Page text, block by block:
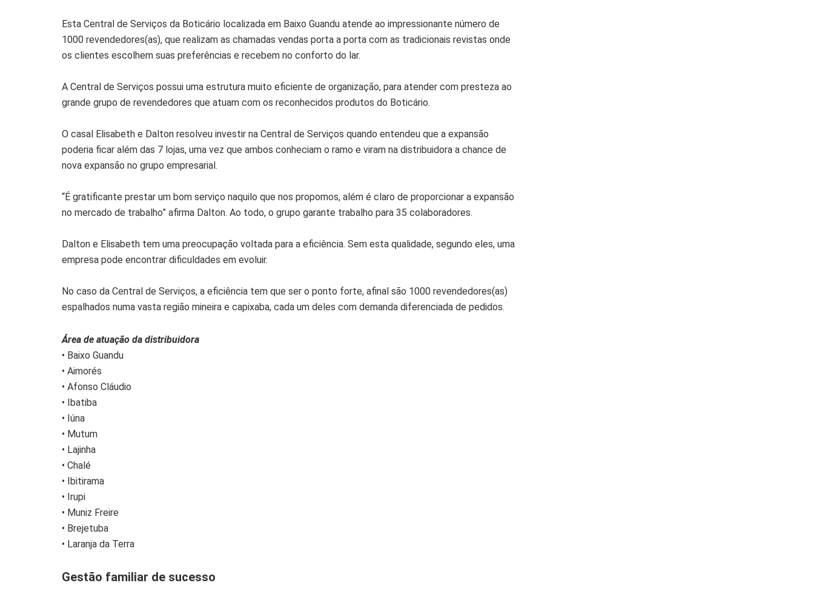
Esta Central de Serviços da Boticário localizada em Baixo Guandu atende ao impressionante número de
1000 revendedores(as), que realizam as chamadas vendas porta a porta com as tradicionais revistas onde
os clientes escolhem suas preferências e recebem no conforto do lar.
A Central de Serviços possui uma estrutura muito eficiente de organização, para atender com presteza ao
grande grupo de revendedores que atuam com os reconhecidos produtos do Boticário.
O casal Elisabeth e Dalton resolveu investir na Central de Serviços quando entendeu que a expansão
poderia ficar além das 7 lojas, uma vez que ambos conheciam o ramo e viram na distribuidora a chance de
nova expansão no grupo empresarial.
“É gratificante prestar um bom serviço naquilo que nos propomos, além é claro de proporcionar a expansão
no mercado de trabalho” afirma Dalton. Ao todo, o grupo garante trabalho para 35 colaboradores.
Dalton e Elisabeth tem uma preocupação voltada para a eficiência. Sem esta qualidade, segundo eles, uma
empresa pode encontrar dificuldades em evoluir.
No caso da Central de Serviços, a eficiência tem que ser o ponto forte, afinal são 1000 revendedores(as)
espalhados numa vasta região mineira e capixaba, cada um deles com demanda diferenciada de pedidos.
Área de atuação da distribuidora
• Baixo Guandu
• Aimorés
• Afonso Cláudio
• Ibatiba
• Iúna
• Mutum
• Lajinha
• Chalé
• Ibitirama
• Irupi
• Muniz Freire
• Brejetuba
• Laranja da Terra
Gestão familiar de sucesso